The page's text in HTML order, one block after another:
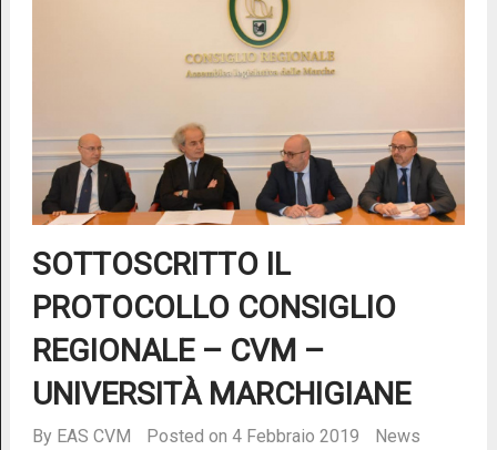
SOTTOSCRITTO IL
PROTOCOLLO CONSIGLIO
REGIONALE – CVM –
UNIVERSITÀ MARCHIGIANE
By EAS CVM Posted on 4 Febbraio 2019
News